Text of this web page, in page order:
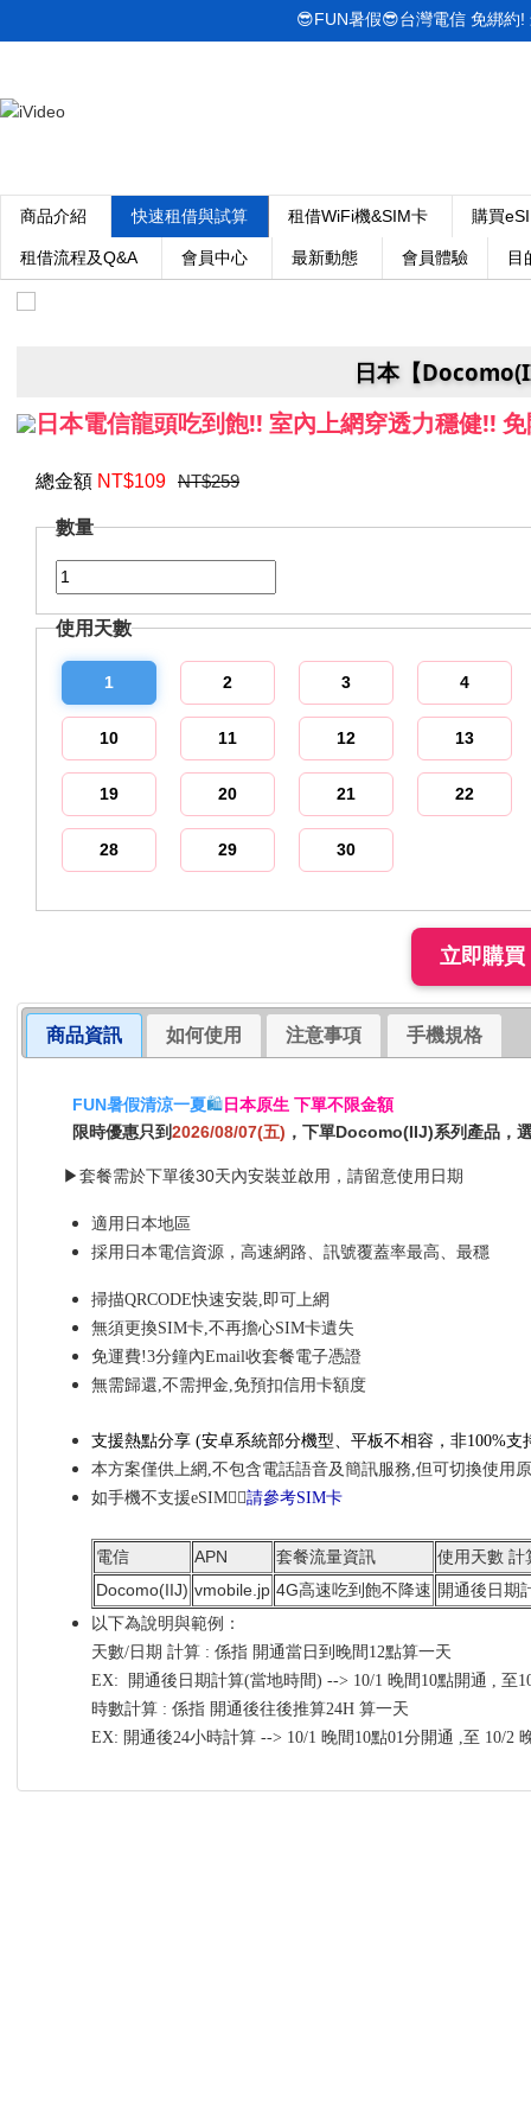
商品介紹 快速租借與試算 租借WiFi機&SIM卡 購買
租借流程及Q&A 會員中心 最新動態 會員體驗 目
😎FUN暑假😎台灣電信 免綁約
日本【
日本電信龍頭吃到飽!! 室內上網穿透力穩健!!
總金額 NT$109 NT$259
數量
使用天數
1 2 3 4
10 11 12 13
19 20 21 22
28 29 30
商品資訊 如何使用 注意事項 手機規格
FUN暑假清涼一夏🛍️日本原生 下單不限金額
限時優惠只到2026/08/07(五) ，下單Docomo(IIJ)系列產品，
▶套餐需於下單後30天內安裝並啟用，請留意使用日期
適用日本地區
採用日本電信資源，高速網路、訊號覆蓋率最高、最穩
掃描QRCODE快速安裝,即可上網
無須更換SIM卡,不再擔心SIM卡遺失
免運費!3分鐘內Email收套餐電子憑證
無需歸還,不需押金,免預扣信用卡額度
支援熱點分享 (安卓系統部分機型、平板不相容，非100%支
本方案僅供上網,不包含電話語音及簡訊服務,但可切換使用
如手機不支援eSIM👉🏼請參考SIM卡
電信 APN 套餐流量資訊
使用天數 計
Docomo(IIJ) vmobile.jp 4G高速吃到飽不降速 開通後日期
以下為說明與範例：
天數/日期 計算 : 係指 開通當日到晚間12點算一天
EX: 開通後日期計算(當地時間) --> 10/1 晚間10點開通 , 至
時數計算 : 係指 開通後往後推算24H 算一天
EX: 開通後24小時計算 --> 10/1 晚間10點01分開通 ,至 10/2